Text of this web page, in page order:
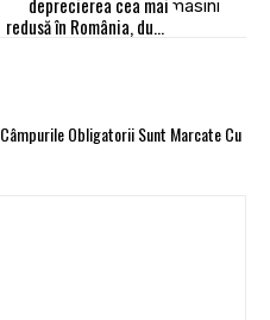
redusă în România, după
Câmpurile Obligatorii Sunt Marcate Cu